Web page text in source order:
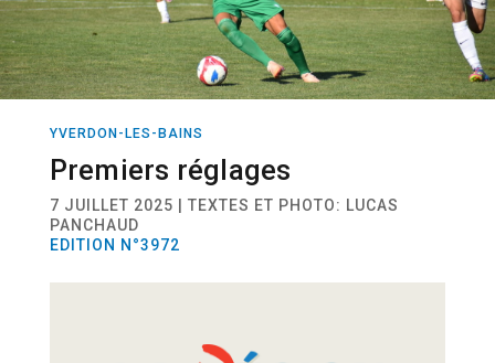
YVERDON-LES-BAINS
Premiers réglages
7 JUILLET 2025 | TEXTES ET PHOTO: LUCAS
PANCHAUD
EDITION N°3972